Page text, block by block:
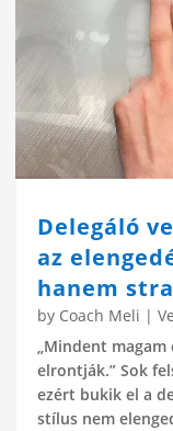
Delegáló
az
hanem
by Coach Meli |
„Mindent
elrontják.” Sok
ezért bukik el a
stílus nem